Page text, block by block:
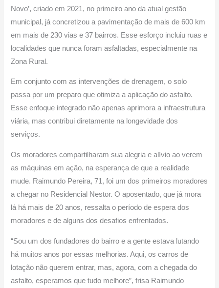
Novo’, criado em 2021, no primeiro ano da atual gestão
municipal, já concretizou a pavimentação de mais de 600 km
em mais de 230 vias e 37 bairros. Esse esforço incluiu ruas e
localidades que nunca foram asfaltadas, especialmente na
Zona Rural.
Em conjunto com as intervenções de drenagem, o solo
passa por um preparo que otimiza a aplicação do asfalto.
Esse enfoque integrado não apenas aprimora a infraestrutura
viária, mas contribui diretamente na longevidade dos
serviços.
Os moradores compartilharam sua alegria e alívio ao verem
as máquinas em ação, na esperança de que a realidade
mude. Raimundo Pereira, 71, foi um dos primeiros moradores
a chegar no Residencial Nestor. O aposentado, que já mora
lá há mais de 20 anos, ressalta o período de espera dos
moradores e de alguns dos desafios enfrentados.
“Sou um dos fundadores do bairro e a gente estava lutando
há muitos anos por essas melhorias. Aqui, os carros de
lotação não querem entrar, mas, agora, com a chegada do
asfalto, esperamos que tudo melhore”, frisa Raimundo